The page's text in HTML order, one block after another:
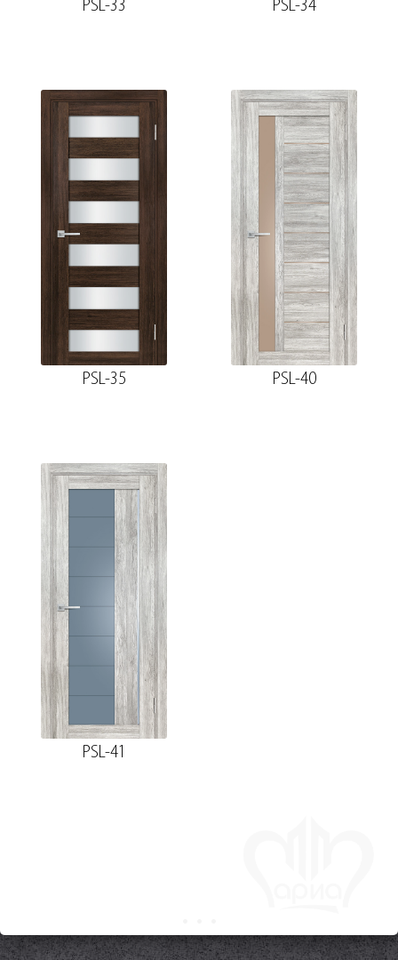
PSL-33 PSL-34
PSL-35 PSL-40
PSL-41